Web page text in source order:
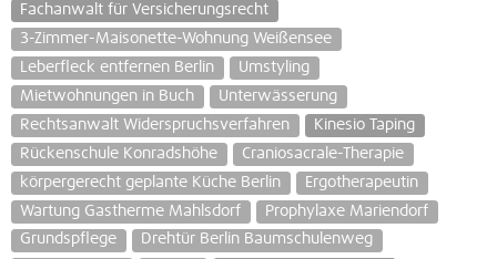
Fachanwalt für Versicherungsrecht
3-Zimmer-Maisonette-Wohnung Weißensee
Leberfleck entfernen Berlin
Umstyling
Mietwohnungen in Buch
Unterwässerung
Rechtsanwalt Widerspruchsverfahren
Kinesio Taping
Rückenschule Konradshöhe
Craniosacrale-Therapie
körpergerecht geplante Küche Berlin
Ergotherapeutin
Wartung Gastherme Mahlsdorf
Prophylaxe Mariendorf
Grundspflege
Drehtür Berlin Baumschulenweg